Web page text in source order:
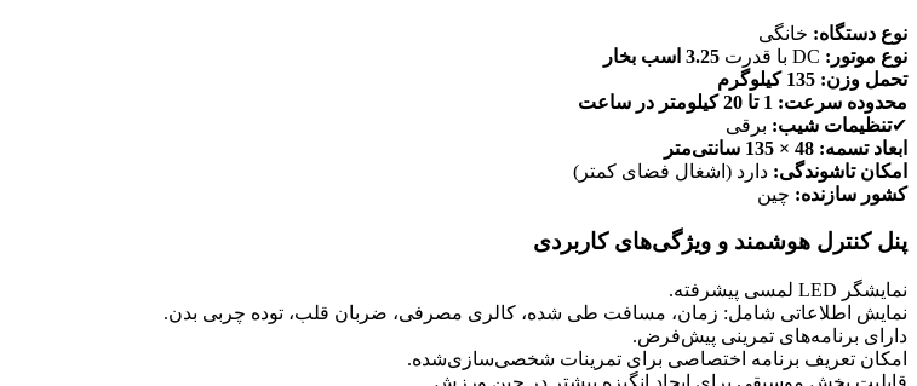
نوع دستگاه: خانگی
نوع موتور:
3.25 اسب بخار
تحمل وزن: 135 کیلوگرم
محدوده سرعت: 1 تا 20 کیلومتر در ساعت
✔تنظیمات شیب: برقی
ابعاد تسمه: 48 × 135 سانتی‌متر
امکان تاشوندگی: دارد (اشغال فضای کمتر)
کشور سازنده: چین
پنل کنترل هوشمند و ویژگی‌های کاربردی
نمایشگر LED لمسی پیشرفته.
نمایش اطلاعاتی شامل: زمان، مسافت طی شده، کالری مصرفی، ضربان قلب، توده چربی بدن.
دارای برنامه‌های تمرینی پیش‌فرض.
امکان تعریف برنامه اختصاصی برای تمرینات شخصی‌سازی‌شده.
قابلیت پخش موسیقی برای ایجاد انگیزه بیشتر در حین ورزش.